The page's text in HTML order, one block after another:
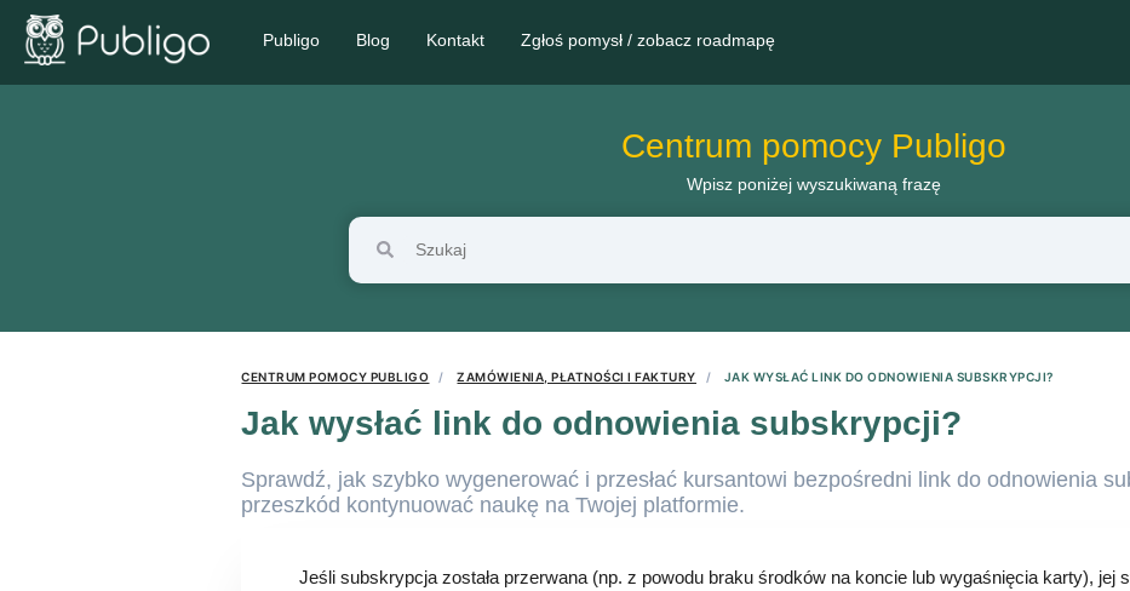
Publigo Blog Kontakt Zgłoś pomysł / zobacz roadmapę
Centrum pomocy Publigo
Wpisz poniżej wyszukiwaną frazę
CENTRUM POMOCY PUBLIGO ZAMÓWIENIA, PŁATNOŚCI I FAKTURY JAK WYSŁAĆ LINK DO ODNOWIENIA SUBSKRYPCJI?
Jak wysłać link do odnowienia subskrypcji?
Sprawdź, jak szybko wygenerować i przesłać kursantowi bezpośredni link do odnowienia
przeszkód kontynuować naukę na Twojej platformie.
Jeśli subskrypcja została przerwana (np. z powodu braku środków na koncie lub wygaśnięcia karty), jej